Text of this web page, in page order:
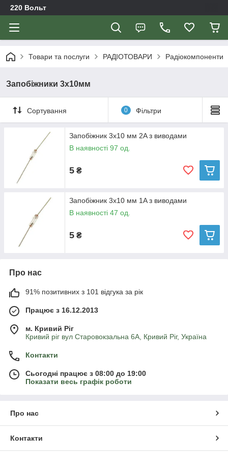
220 Вольт
Товари та послуги РАДІОТОВАРИ Радіокомпоненти
Запобіжники 3х10мм
Сортування 0 Фільтри
Запобіжник 3x10 мм 2A з виводами
В наявності 97 од.
5 ₴
Запобіжник 3x10 мм 1A з виводами
В наявності 47 од.
5 ₴
Про нас
91% позитивних з 101 відгука за рік
Працює з 16.12.2013
м. Кривий Ріг
Кривий ріг вул Старовокзальна 6А, Кривий Ріг, Україна
Контакти
Сьогодні працює з 08:00 до 19:00
Показати весь графік роботи
Про нас
Контакти